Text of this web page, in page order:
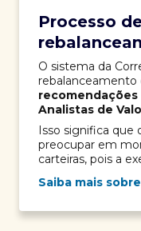
Processo
O sistema da
rebalanceamento
Analistas de
Isso significa que
preocupar em
carteiras, pois a
Saiba mais